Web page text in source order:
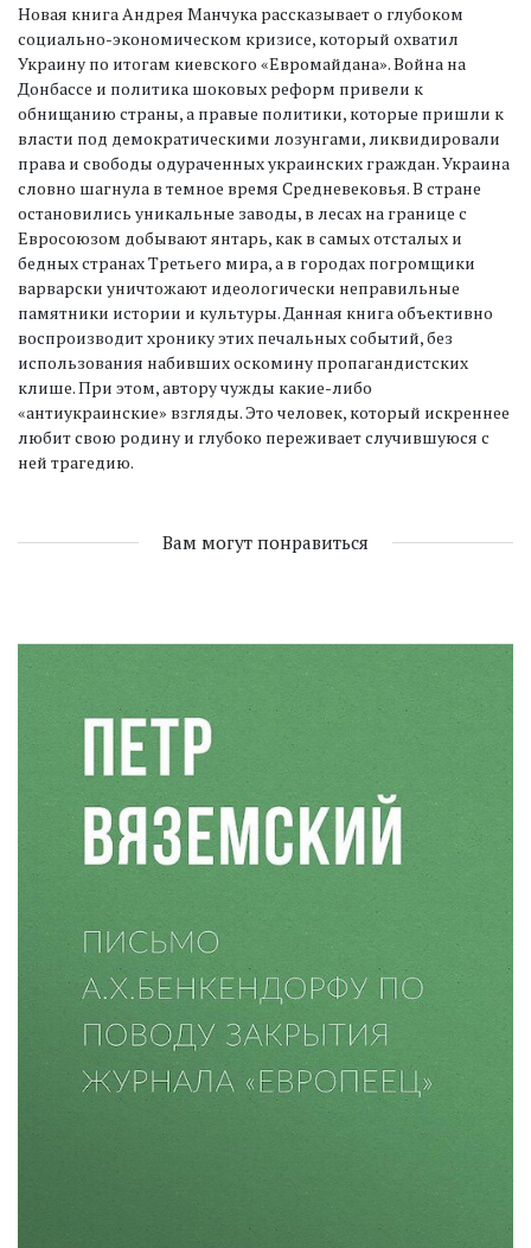
Новая книга Андрея Манчука рассказывает о глубоком
социально-экономическом кризисе, который охватил
Украину по итогам киевского «Евромайдана». Война на
Донбассе и политика шоковых реформ привели к
обнищанию страны, а правые политики, которые пришли к
власти под демократическими лозунгами, ликвидировали
права и свободы одураченных украинских граждан. Украина
словно шагнула в темное время Средневековья. В стране
остановились уникальные заводы, в лесах на границе с
Евросоюзом добывают янтарь, как в самых отсталых и
бедных странах Третьего мира, а в городах погромщики
варварски уничтожают идеологически неправильные
памятники истории и культуры. Данная книга объективно
воспроизводит хронику этих печальных событий, без
использования набивших оскомину пропагандистских
клише. При этом, автору чужды какие-либо
«антиукраинские» взгляды. Это человек, который искреннее
любит свою родину и глубоко переживает случившуюся с
ней трагедию.
Вам могут понравиться